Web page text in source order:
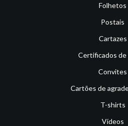
Folhetos
Postais
Cartazes
Certificados
Convites
Cartões de
T-shirts
Vídeos